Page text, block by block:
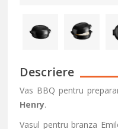
Descriere
Vas BBQ pentru
Henry.
Vasul pentru branza